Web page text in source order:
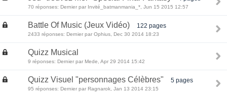
70 réponses: Dernier par Invité_batmanmania_*, Jun 15 2015 12:57
Battle Of Music (Jeux Vidéo) 122 pages
2433 réponses: Dernier par Ophius, Dec 30 2014 18:23
Quizz Musical
9 réponses: Dernier par Mede, Apr 29 2014 15:42
Quizz Visuel "personnages Célèbres" 5 pages
95 réponses: Dernier par Ragnarok, Jan 13 2014 23:15